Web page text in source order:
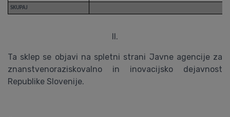
SKUPAJ
II.
Ta sklep se objavi na spletni strani Javne agencije za
znanstvenoraziskovalno in inovacijsko dejavnost
Republike Slovenije.